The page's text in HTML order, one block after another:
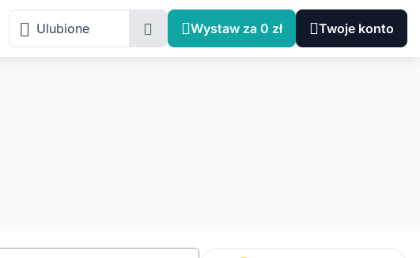
Ulubione Wystaw za 0 zł Twoje konto